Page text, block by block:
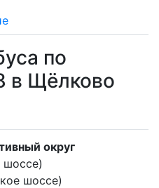
по
в Щёлково
округ
шоссе)
шоссе)